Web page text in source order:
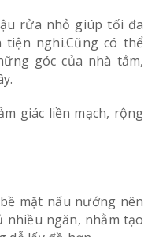
rửa nhỏ giúp tối đa
nghi.Cũng có thể
góc của nhà tắm,
giác liền mạch, rộng
mặt nấu nướng nên
nhiều ngăn, nhằm tạo